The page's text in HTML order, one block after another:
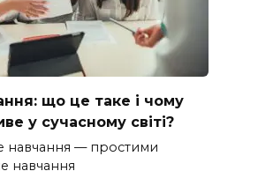
що це таке і чому
у сучасному світі?
навчання — простими
навчання